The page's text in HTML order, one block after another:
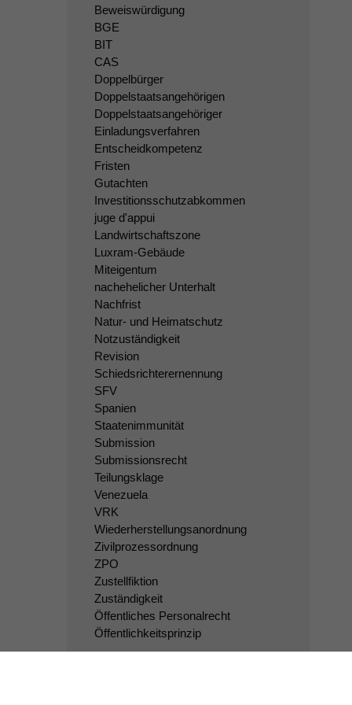
Beweiswürdigung
BGE
BIT
CAS
Doppelbürger
Doppelstaatsangehörigen
Doppelstaatsangehöriger
Einladungsverfahren
Entscheidkompetenz
Fristen
Gutachten
Investitionsschutzabkommen
juge d'appui
Landwirtschaftszone
Luxram-Gebäude
Miteigentum
nachehelicher Unterhalt
Nachfrist
Natur- und Heimatschutz
Notzuständigkeit
Revision
Schiedsrichterernennung
SFV
Spanien
Staatenimmunität
Submission
Submissionsrecht
Teilungsklage
Venezuela
VRK
Wiederherstellungsanordnung
Zivilprozessordnung
ZPO
Zustellfiktion
Zuständigkeit
Öffentliches Personalrecht
Öffentlichkeitsprinzip